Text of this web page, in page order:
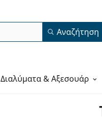
Αναζήτηση
Διαλύματα & Αξεσουάρ